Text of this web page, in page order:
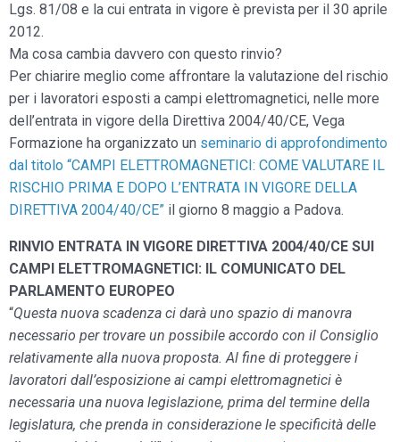
Lgs. 81/08 e la cui entrata in vigore è prevista per il 30 aprile
2012.
Ma cosa cambia davvero con questo rinvio?
Per chiarire meglio come affrontare la valutazione del rischio
per i lavoratori esposti a campi elettromagnetici, nelle more
dell’entrata in vigore della Direttiva 2004/40/CE, Vega
Formazione ha organizzato un seminario di approfondimento
dal titolo “CAMPI ELETTROMAGNETICI: COME VALUTARE IL
RISCHIO PRIMA E DOPO L’ENTRATA IN VIGORE DELLA
DIRETTIVA 2004/40/CE” il giorno 8 maggio a Padova.
RINVIO ENTRATA IN VIGORE DIRETTIVA 2004/40/CE SUI
CAMPI ELETTROMAGNETICI: IL COMUNICATO DEL
PARLAMENTO EUROPEO
“Questa nuova scadenza ci darà uno spazio di manovra
necessario per trovare un possibile accordo con il Consiglio
relativamente alla nuova proposta. Al fine di proteggere i
lavoratori dall’esposizione ai campi elettromagnetici è
necessaria una nuova legislazione, prima del termine della
legislatura, che prenda in considerazione le specificità delle